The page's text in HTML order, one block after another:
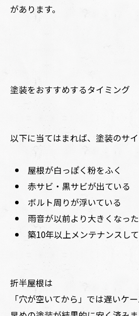
があります。
塗装をおすすめするタイミング
以下に当てはまれば、塗装のサ
屋根が白っぽく粉をふく
赤サビ・黒サビが出ている
ボルト周りが浮いている
雨音が以前より大きくなった
築10年以上メンテナンスし
折半屋根は
「穴が空いてから」では遅いケ